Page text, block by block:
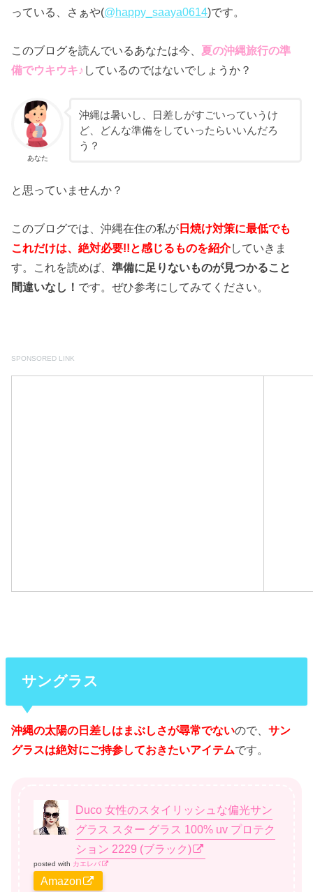
っている、さぁや(@happy_saaya0614)です。
このブログを読んでいるあなたは今、 夏の沖縄旅行の準
備でウキウキ♪ しているのではないでしょうか？
あなた
沖縄は暑いし、日差しがすごいっていうけ
ど、どんな準備をしていったらいいんだろ
う？
と思っていませんか？
このブログでは、沖縄在住の私が日焼け対策に最低でも
これだけは、絶対必要!!と感じるものを紹介していきま
す。これを読めば、準備に足りないものが見つかること
間違いなし！ です。ぜひ参考にしてみてください。
SPONSORED LINK
サングラス
沖縄の太陽の日差しはまぶしさが尋常でないので、サン
グラスは絶対にご持参しておきたいアイテムです。
Duco 女性のスタイリッシュな偏光サン
グラス スター グラス 100% uv プロテク
ション 2229 (ブラック)
posted with カエレバ
Amazon